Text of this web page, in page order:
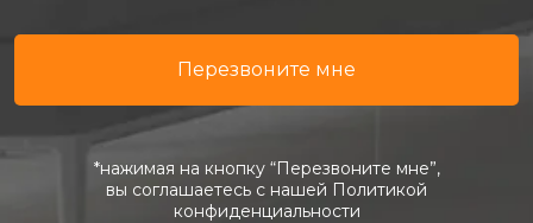
*нажимая на кнопку “Перезвоните мне”,
вы соглашаетесь с нашей Политикой
конфиденциальности